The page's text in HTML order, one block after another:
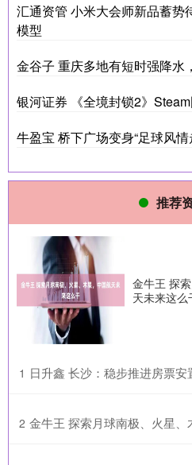
汇通资管 小米大会师新品蓄势
模型
金谷子 重庆多地有短时强降水
银河证券 《全境封锁2》
牛盈宝 桥下广场变身“足球风情
推荐
金牛王 探
天未来这么
1 日升鑫 长沙：稳步推进房票
2 金牛王 探索月球南极、火星